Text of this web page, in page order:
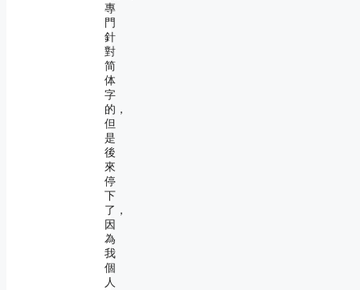
專
門
針
對
简
体
字
的，
但
是
後
來
停
下
了，
因
為
我
個
人